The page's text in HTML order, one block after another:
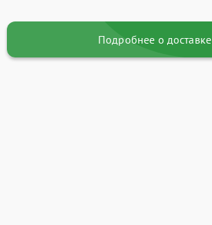
Подробнее о доставке